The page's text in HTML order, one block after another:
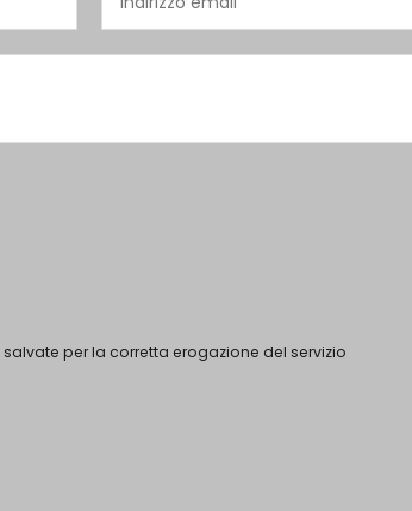
per la corretta erogazione del servizio